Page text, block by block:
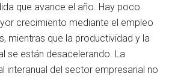
que avance el año. Hay poco
crecimiento mediante el empleo
mientras que la productividad y la
se están desacelerando. La
interanual del sector empresarial no